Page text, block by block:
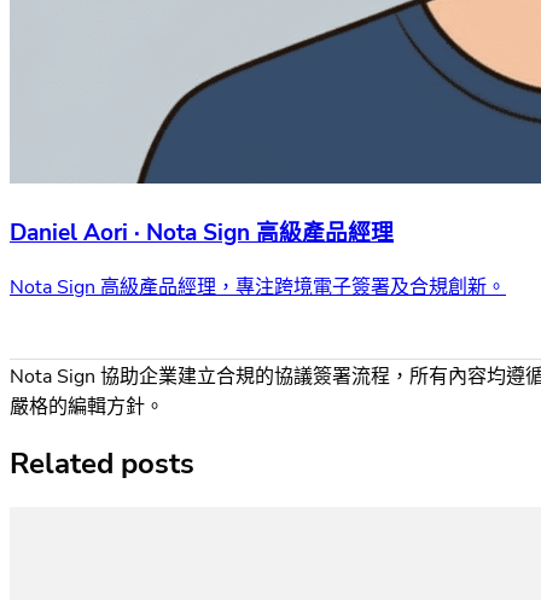
Daniel Aori · Nota Sign 高級產品經理
Nota Sign 高級產品經理，專注跨境電子簽署及合規創新。
Nota Sign 協助企業建立合規的協議簽署流程，所有內容均遵
嚴格的編輯方針。
Related posts